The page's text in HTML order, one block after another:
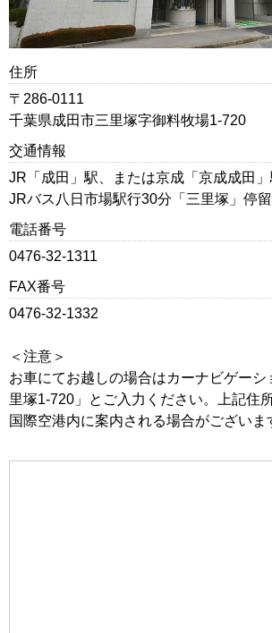
住所
〒286-0111
千葉県成田市三里塚字御料牧場1-720
交通情報
JR「成田」駅、または京成「京成成田」
JRバス八日市場駅行30分「三里塚」停
電話番号
0476-32-1311
FAX番号
0476-32-1332
＜注意＞
お車にてお越しの場合はカーナビゲーシ
里塚1-720」とご入力ください。上記住
国際空港内に案内される場合がございま